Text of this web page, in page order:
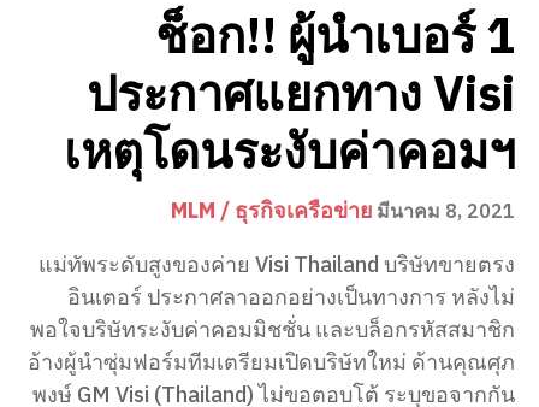
ช็อก!! ผู้นำเบอร์ 1
ประกาศแยกทาง Visi
เหตุโดนระงับค่าคอมฯ​
MLM / ธุรกิจเครือข่าย มีนาคม 8, 2021
แม่ทัพระดับสูงของค่าย Visi Thailand บริษัทขายตรง
อินเตอร์ ประกาศลาออกอย่างเป็นทางการ หลังไม่
พอใจบริษัทระงับค่าคอมมิชชั่น และบล็อกรหัสสมาชิก
อ้างผู้นำซุ่มฟอร์มทีมเตรียมเปิดบริษัทใหม่ ด้านคุณศุภ
พงษ์ GM Visi (Thailand) ไม่ขอตอบโต้ ระบุขอจากกัน